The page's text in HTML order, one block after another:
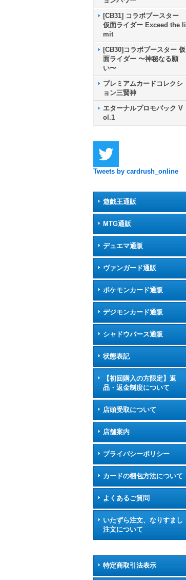
[CB31] コラボブースター
仮面ライダー Exceed the li
mit
[CB30]コラボブースター 仮
面ライダー 〜神秘なる願
い〜
プレミアムカードコレクシ
ョン三賢神
エターナルプロモパック V
ol.1
Tweets by cardrush_online
遊戯王通販
MTG通販
デュエマ通販
ヴァンガード通販
ポケモンカード通販
デジモンカード通販
シャドウバース通販
状態表記
【初回購入の方限定】返
品・返金制度について
店頭受取について
店舗案内
プライバシーポリシー
カードの梱包方法について
よくあるご質問
いたずら注文、なりすまし
注文について
特定商取引法表示